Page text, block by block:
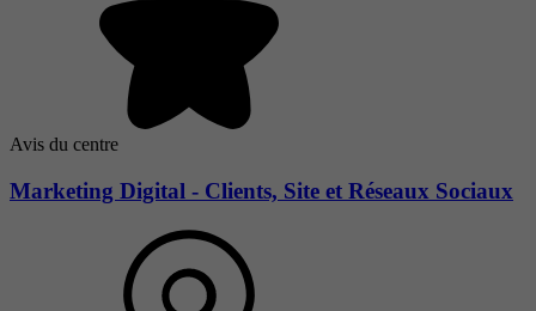
Avis du centre
Marketing Digital - Clients, Site et Réseaux Sociaux